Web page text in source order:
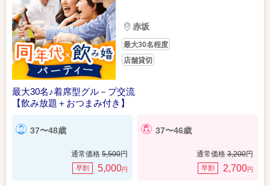
赤坂
最大30名程度
店舗貸切
最大30名♪着席型グル－プ交流
【飲み放題＋おつまみ付き】
37〜48歳
通常価格 5,500円
早割 5,000円
37〜46歳
通常価格 3,200円
早割 2,700円